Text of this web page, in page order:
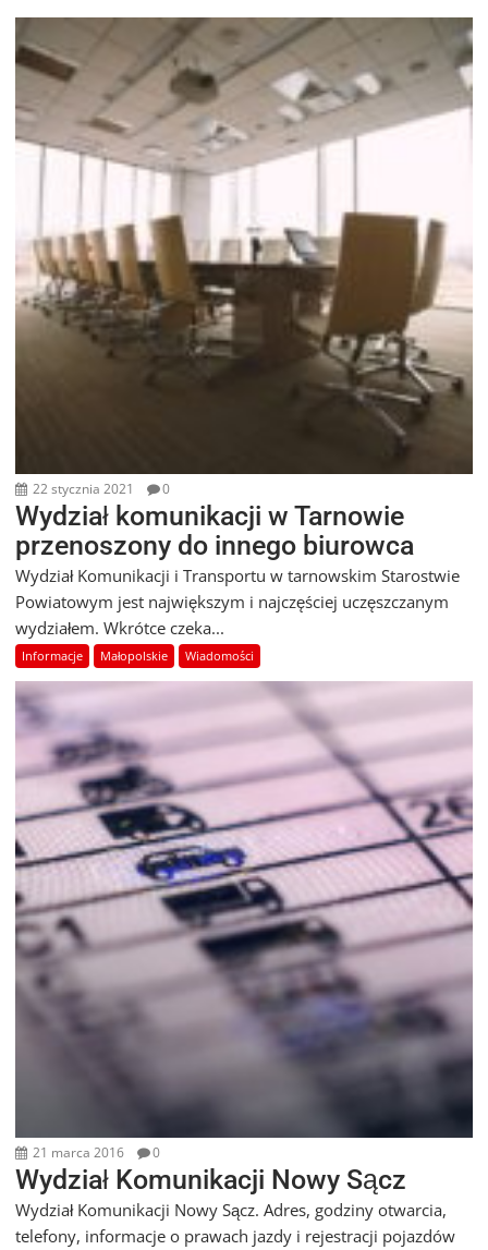
22 stycznia 2021 0
Wydział komunikacji w Tarnowie
przenoszony do innego biurowca
Wydział Komunikacji i Transportu w tarnowskim Starostwie
Powiatowym jest największym i najczęściej uczęszczanym
wydziałem. Wkrótce czeka...
Informacje Małopolskie Wiadomości
21 marca 2016 0
Wydział Komunikacji Nowy Sącz
Wydział Komunikacji Nowy Sącz. Adres, godziny otwarcia,
telefony, informacje o prawach jazdy i rejestracji pojazdów